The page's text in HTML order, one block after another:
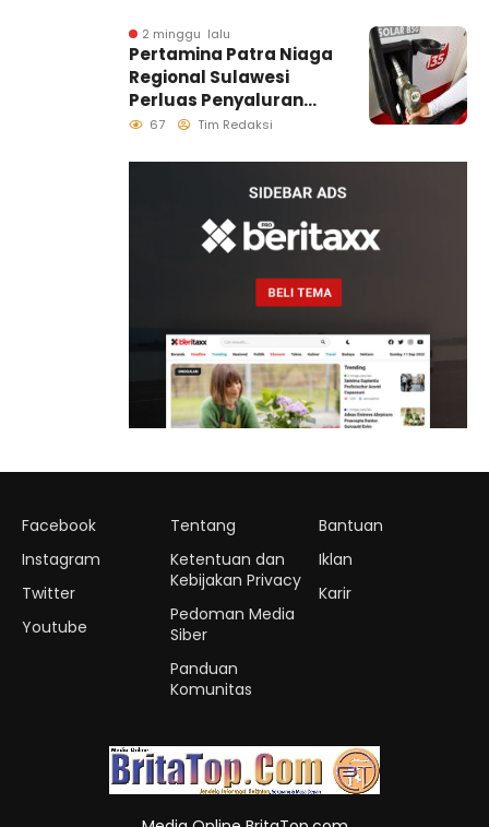
2 minggu lalu
Pertamina Patra Niaga
Regional Sulawesi
Perluas Penyaluran
Biosolar B50, Kini
67 Tim Redaksi
Facebook
Instagram
Twitter
Youtube
Tentang
Ketentuan dan
Kebijakan Privacy
Pedoman Media
Siber
Panduan
Komunitas
Bantuan
Iklan
Karir